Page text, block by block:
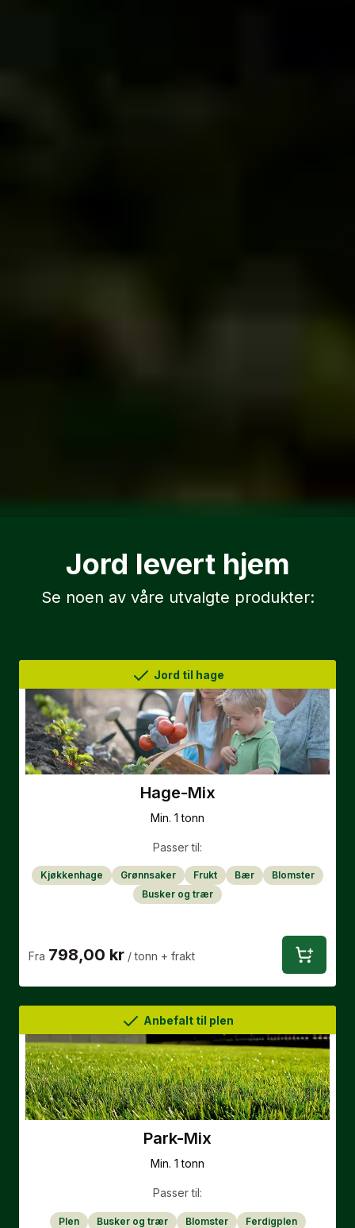
Jord levert hjem
Se noen av våre utvalgte produkter:
Jord til hage
Hage-Mix
Min. 1 tonn
Passer til:
Kjøkkenhage Grønnsaker Frukt Bær
Blomster
Busker og trær
Fra 798,00 kr / tonn + frakt
Anbefalt til plen
Park-Mix
Min. 1 tonn
Passer til:
Plen Busker og trær Blomster Ferdigplen